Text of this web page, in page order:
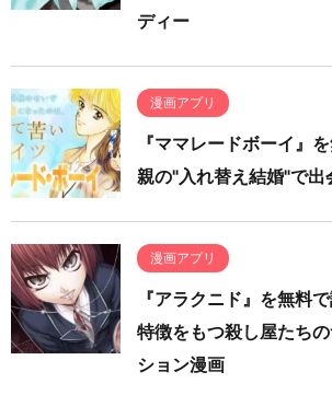
ディー
漫画アプリ
『ママレードボーイ』
親の"入れ替え結婚"で出
漫画アプリ
『アラクニド』を無料
特徴をもつ殺し屋たち
ション漫画